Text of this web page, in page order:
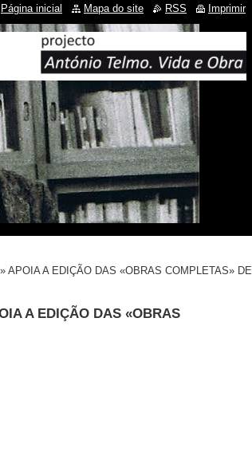
APOIA A EDIÇÃO DAS «OBRAS COMPLETAS» DE
A EDIÇÃO DAS «OBRAS
Página inicial Mapa do site RSS Imprimir